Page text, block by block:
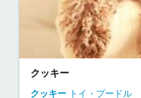
クッキー
クッキー トイ・プードル